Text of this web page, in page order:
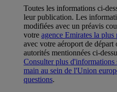
Toutes les informations ci-
leur publication. Les
modifiées avec un préavis
votre agence Emirates la plus
avec votre aéroport de départ
autorités mentionnées ci-
Consulter plus d'informations
main au sein de l'Union
questions.